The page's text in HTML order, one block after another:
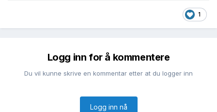
1
Logg inn for å kommentere
Du vil kunne skrive en kommentar etter at du logger inn
Logg inn nå